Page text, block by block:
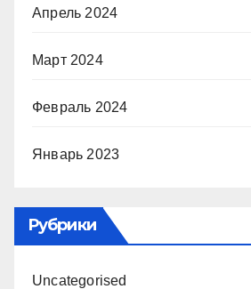
Апрель 2024
Март 2024
Февраль 2024
Январь 2023
Рубрики
Uncategorised